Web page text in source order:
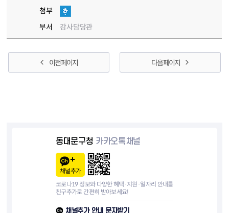
첨부
부서
감사담당관
이전 페이지 다음 페이지
동대문구청 카카오톡채널
채널추가
코로나19 정보와 다양한 혜택·지원·일자리 안내를
친구추가로 간편히 받아보세요!
채널추가 안내 문자받기